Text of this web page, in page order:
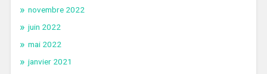
novembre 2022
juin 2022
mai 2022
janvier 2021